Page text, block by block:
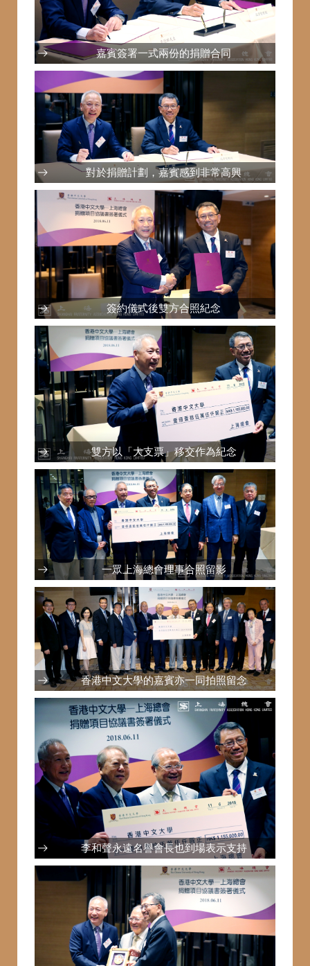
嘉賓簽署一式兩份的捐贈合同
對於捐贈計劃，嘉賓感到非常高興
簽約儀式後雙方合照紀念
雙方以「大支票」移交作為紀念
一眾上海總會理事合照留影
香港中文大學的嘉賓亦一同拍照留念
李和聲永遠名譽會長也到場表示支持